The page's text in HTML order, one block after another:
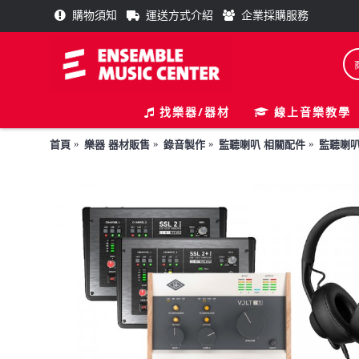
購物須知 運送方式介紹 企業採購服務
找樂器/器材 線上音樂教學
首頁 樂器 器材販售 錄音製作 監聽喇叭 相關配件 監聽喇